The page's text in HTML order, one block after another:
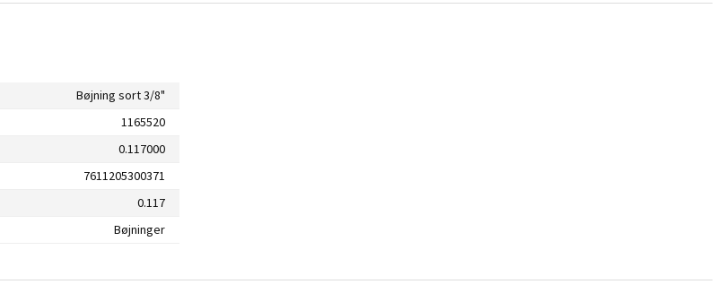
Bøjning sort 3/8"
1165520
0.117000
7611205300371
0.117
Bøjninger